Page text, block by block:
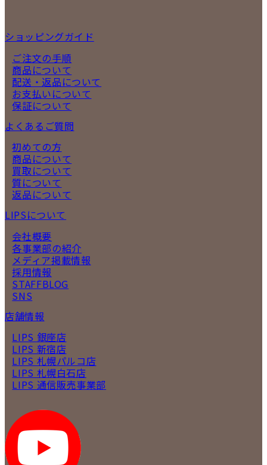
ショッピングガイド
ご注文の手順
商品について
配送・返品について
お支払いについて
保証について
よくあるご質問
初めての方
商品について
買取について
質について
返品について
LIPSについて
会社概要
各事業部の紹介
メディア掲載情報
採用情報
STAFFBLOG
SNS
店舗情報
LIPS 銀座店
LIPS 新宿店
LIPS 札幌パルコ店
LIPS 札幌白石店
LIPS 通信販売事業部